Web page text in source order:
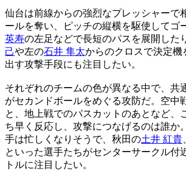
仙台は前線からの強烈なプレッシャーで
ールを奪い、ピッチの縦横を駆使してゴ
英寿の左足などで長短のパスを展開した
己や左の石井 隼太からのクロスで決定機
出す攻撃手段にも注目したい。
それぞれのチームの色が異なる中で、共
がセカンドボールをめぐる攻防だ。空中
と、地上戦でのパスカットのあとなど、
ち早く反応し、攻撃につなげるのは誰か
手は忙しくなりそうで、秋田の土井 紅貴
といった選手たちがセンターサークル付
トルに注目したい。